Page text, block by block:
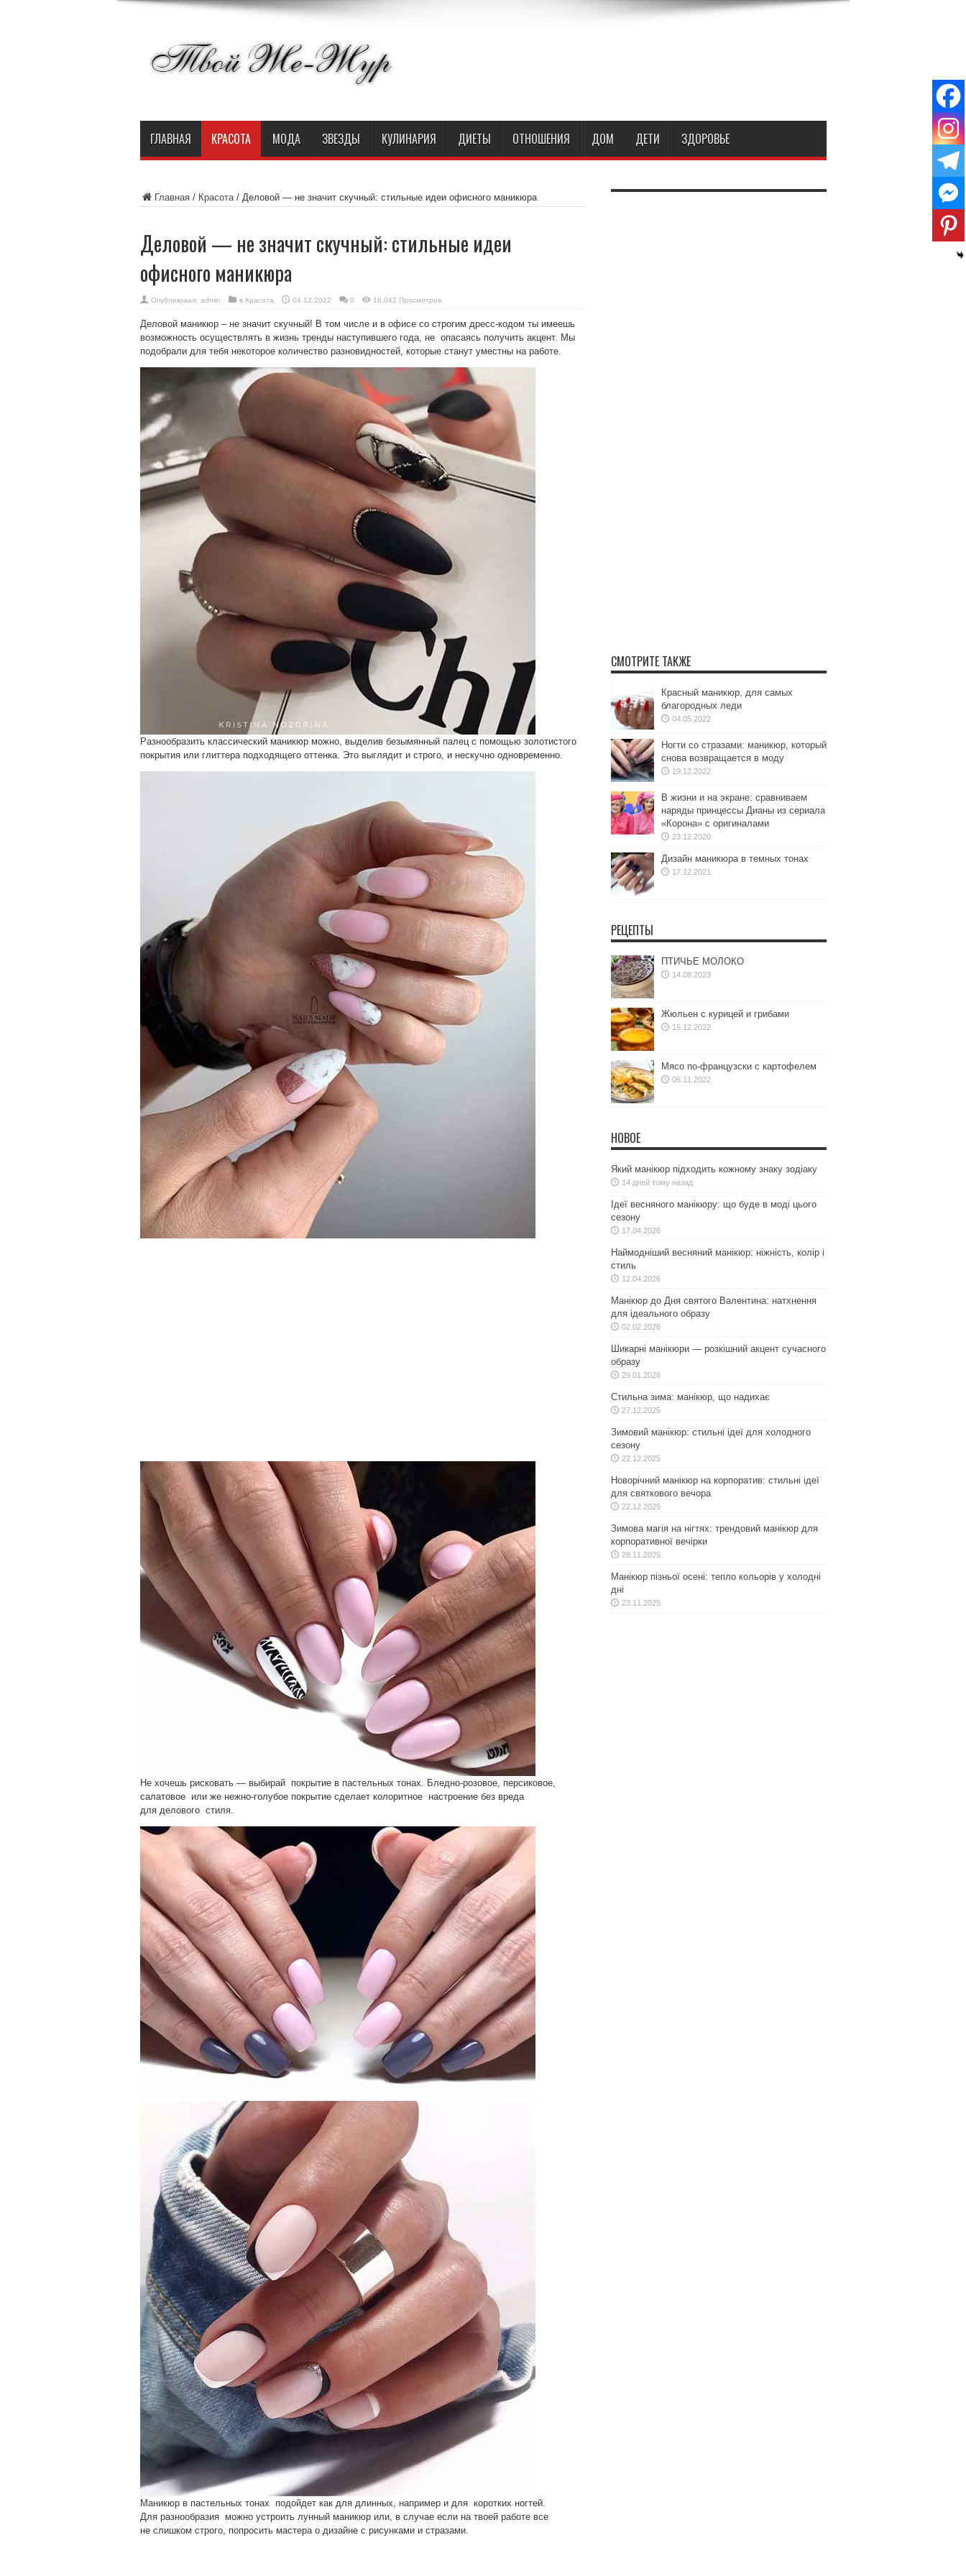
ГЛАВНАЯ КРАСОТА МОДА ЗВЕЗДЫ КУЛИНАРИЯ ДИЕТЫ ОТНОШЕНИЯ ДОМ ДЕТИ ЗДОРОВЬЕ
Главная/ Красота/ Деловой — не значит скучный: стильные идеи офисного маникюра
Деловой — не значит скучный: стильные идеи
офисного маникюра
Опубликовал: admin в Красота 04.12.2022 0 18,042 Просмотров
Деловой маникюр – не значит скучный! В том числе и в офисе со строгим дресс-кодом ты имеешь
возможность осуществлять в жизнь тренды наступившего года, не опасаясь получить акцент. Мы
подобрали для тебя некоторое количество разновидностей, которые станут уместны на работе.
Разнообразить классический маникюр можно, выделив безымянный палец с помощью золотистого
покрытия или глиттера подходящего оттенка. Это выглядит и строго, и нескучно одновременно.
Не хочешь рисковать — выбирай покрытие в пастельных тонах. Бледно-розовое, персиковое,
салатовое или же нежно-голубое покрытие сделает колоритное настроение без вреда
для делового стиля.
Маникюр в пастельных тонах подойдет как для длинных, например и для коротких ногтей.
Для разнообразия можно устроить лунный маникюр или, в случае если на твоей работе все
не слишком строго, попросить мастера о дизайне с рисунками и стразами.
СМОТРИТЕ ТАКЖЕ
Красный маникюр, для самых
благородных леди
04.05.2022
Ногти со стразами: маникюр, который
снова возвращается в моду
19.12.2022
В жизни и на экране: сравниваем
наряды принцессы Дианы из сериала
«Корона» с оригиналами
23.12.2020
Дизайн маникюра в темных тонах
17.12.2021
РЕЦЕПТЫ
ПТИЧЬЕ МОЛОКО
14.08.2023
Жюльен с курицей и грибами
15.12.2022
Мясо по-французски с картофелем
06.11.2022
НОВОЕ
Який манікюр підходить кожному знаку зодіаку
14 дней тому назад
Ідеї весняного манікюру: що буде в моді цього
сезону
17.04.2026
Наймодніший весняний манікюр: ніжність, колір і
стиль
12.04.2026
Манікюр до Дня святого Валентина: натхнення
для ідеального образу
02.02.2026
Шикарні манікюри — розкішний акцент сучасного
образу
29.01.2026
Стильна зима: манікюр, що надихає
27.12.2025
Зимовий манікюр: стильні ідеї для холодного
сезону
22.12.2025
Новорічний манікюр на корпоратив: стильні ідеї
для святкового вечора
22.12.2025
Зимова магія на нігтях: трендовий манікюр для
корпоративної вечірки
28.11.2025
Манікюр пізньої осені: тепло кольорів у холодні
дні
23.11.2025